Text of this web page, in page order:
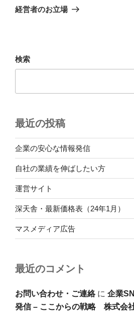
ゲ
ン
の
経営者のお立場
検索
最近の投稿
企業の安心な情報発信
自社の業績を伸ばしたい方
運営サイト
深天舎・最新価格表（24年1月）
マスメディア広告
最近のコメント
お問い合わせ・ご連絡に 企業
発信 – ここからの戦略 株式会